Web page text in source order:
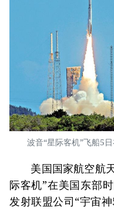
波音“星际客机”飞船5
美国国家航空航天
际客机”在美国东部
发射联盟公司“宇宙